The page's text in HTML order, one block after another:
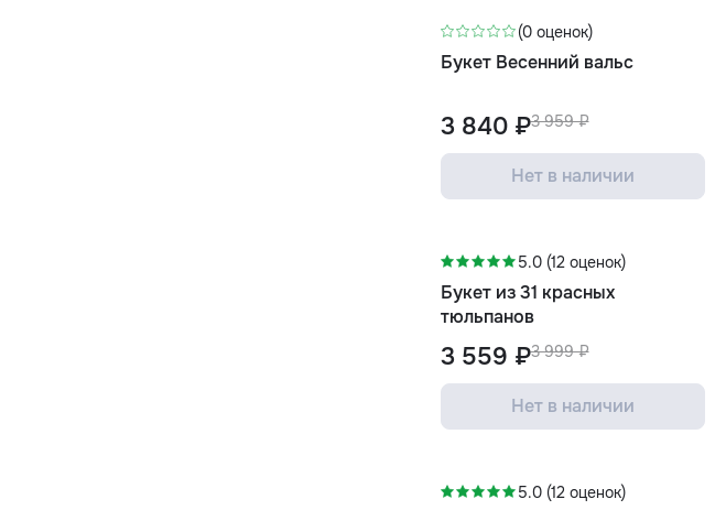
(0 оценок)
Букет Весенний вальс
3 959 ₽
3 840 ₽
Нет в наличии
5.0 (12 оценок)
Букет из 31 красных
тюльпанов
3 999 ₽
3 559 ₽
Нет в наличии
5.0 (12 оценок)